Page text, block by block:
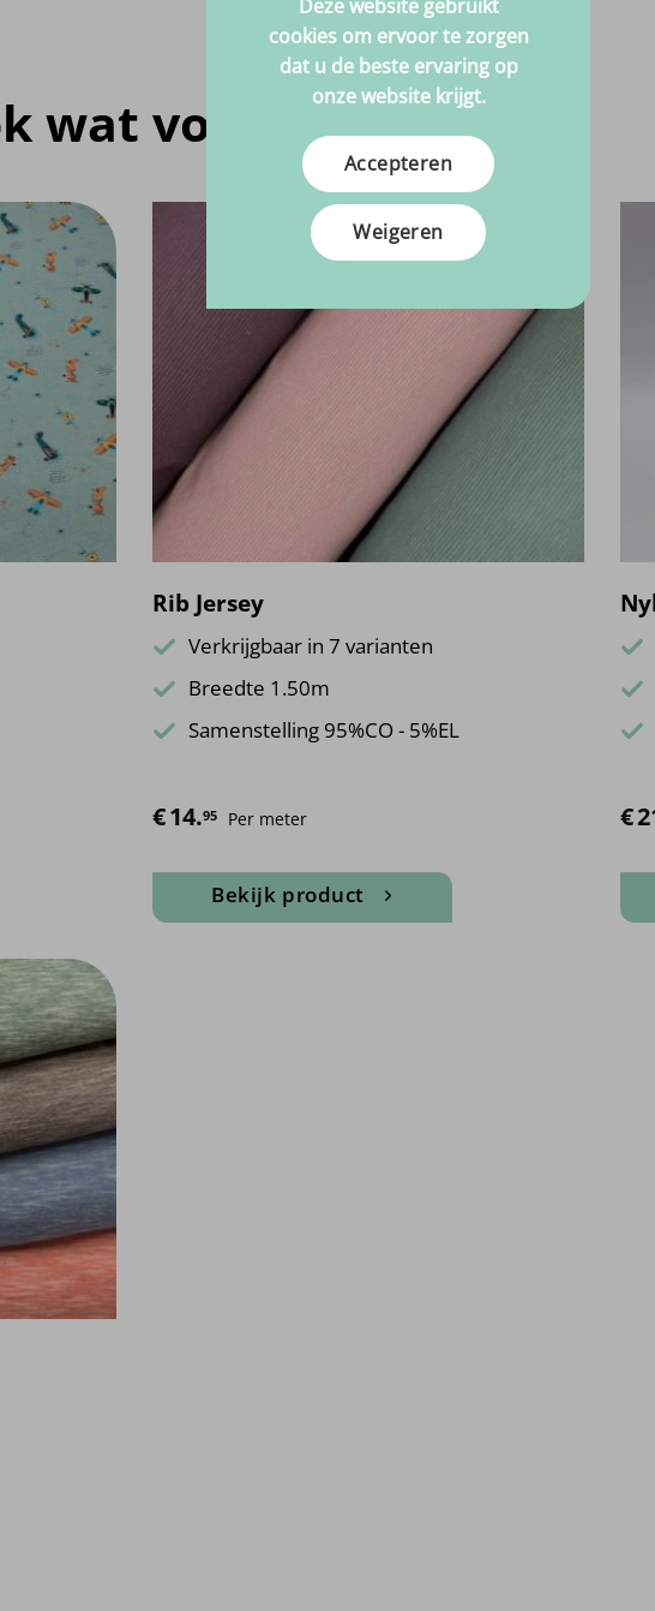
wat voor jou
Rib Jersey
Verkrijgbaar in 7 varianten
Breedte 1.50m
Samenstelling 95%CO - 5%EL
€14.95 Per meter
Bekijk product
€
Deze website gebruikt
cookies om ervoor te zorgen
dat u de beste ervaring op
onze website krijgt.
Accepteren
Weigeren